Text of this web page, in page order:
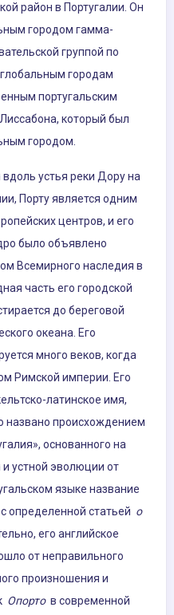
район в Португалии. Он
городом гамма-
группой по
городам
португальским
который был
городом.
устья реки Дору на
Порту является одним
центров, и его
​​было объявлено
Всемирного наследия в
часть его городской
до береговой
океана. Его
много веков, когда
Римской империи. Его
латинское имя,
названо происхождением
основанного на
устной эволюции от
языке название
определенной статьей о
его английское
от неправильного
произношения и
Опортов современной